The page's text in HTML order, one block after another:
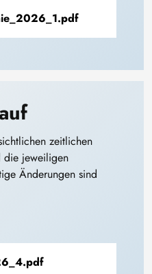
zeitlichen
die jeweiligen
Änderungen sind